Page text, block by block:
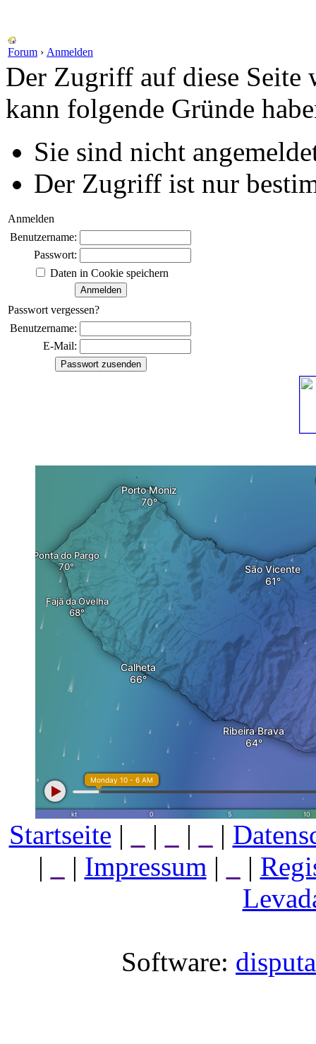
Forum › Anmelden
Der Zugriff auf diese Seite
kann folgende Gründe
Sie sind nicht
Der Zugriff ist nur
Anmelden
Benutzername:
Passwort:
Daten in Cookie speichern
Passwort vergessen?
Benutzername:
E-Mail:
Startseite | | | |
|
| Impressum | |
Software: